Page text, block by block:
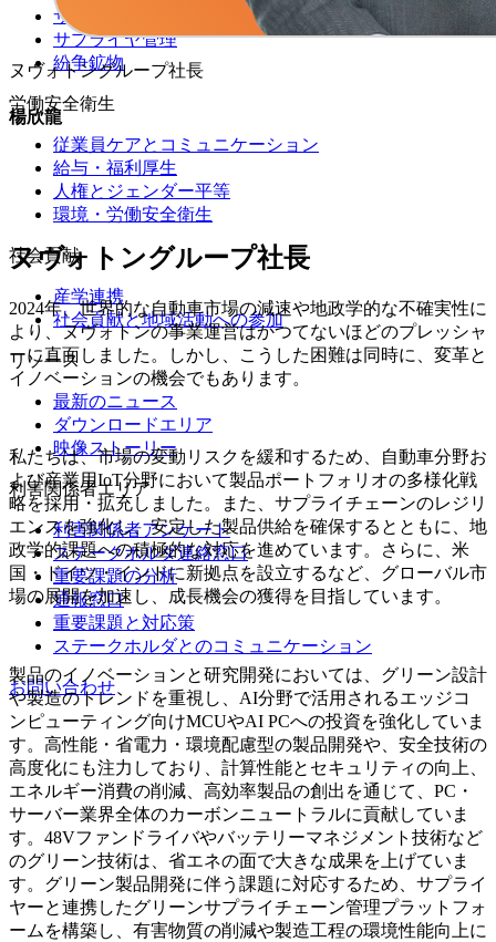
ヌヴォトングループ社長
楊欣龍
ヌヴォトングループ社長
2024年、世界的な自動車市場の減速や地政学的な不確実性に
より、ヌヴォトンの事業運営はかつてないほどのプレッシャ
ーに直面しました。しかし、こうした困難は同時に、変革と
イノベーションの機会でもあります。
私たちは、市場の変動リスクを緩和するため、自動車分野お
よび産業用IoT分野において製品ポートフォリオの多様化戦
略を採用・拡充しました。また、サプライチェーンのレジリ
エンスを強化し、安定した製品供給を確保するとともに、地
政学的課題への積極的な対応を進めています。さらに、米
国・ドイツ・インドに新拠点を設立するなど、グローバル市
場の展開を加速し、成長機会の獲得を目指しています。
製品のイノベーションと研究開発においては、グリーン設計
や製造のトレンドを重視し、AI分野で活用されるエッジコ
ンピューティング向けMCUやAI PCへの投資を強化していま
す。高性能・省電力・環境配慮型の製品開発や、安全技術の
高度化にも注力しており、計算性能とセキュリティの向上、
エネルギー消費の削減、高効率製品の創出を通じて、PC・
サーバー業界全体のカーボンニュートラルに貢献していま
す。48Vファンドライバやバッテリーマネジメント技術など
のグリーン技術は、省エネの面で大きな成果を上げていま
す。グリーン製品開発に伴う課題に対応するため、サプライ
ヤーと連携したグリーンサプライチェーン管理プラットフォ
ームを構築し、有害物質の削減や製造工程の環境性能向上に
サプライチェーン
サプライヤ管理
紛争鉱物
労働安全衛生
従業員ケアとコミュニケーション
給与・福利厚生
人権とジェンダー平等
環境・労働安全衛生
社会貢献
産学連携
社会貢献と地域活動への参加
リソース
最新のニュース
ダウンロードエリア
映像ストーリー
利害関係者エリア
利害関係者アンケート
ステークホルダ連絡窓口
重要課題の分析
通報窓口
重要課題と対応策
ステークホルダとのコミュニケーション
お問い合わせ